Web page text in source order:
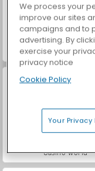
Car Parking City
Casino World
We process your
improve our sites
campaigns and to
advertising. By
exercise your
privacy notice
Cookie Policy
Your Privacy